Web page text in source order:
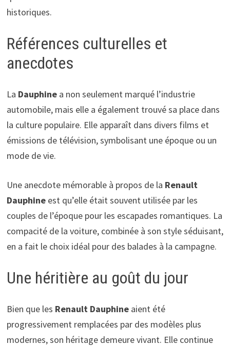
historiques.
Références culturelles et
anecdotes
La Dauphinea non seulement marqué l’industrie
automobile, mais elle a également trouvé sa place dans
la culture populaire. Elle apparaît dans divers films et
émissions de télévision, symbolisant une époque ou un
mode de vie.
Une anecdote mémorable à propos de la Renault
Dauphineest qu’elle était souvent utilisée par les
couples de l’époque pour les escapades romantiques. La
compacité de la voiture, combinée à son style séduisant,
en a fait le choix idéal pour des balades à la campagne.
Une héritière au goût du jour
Bien que les Renault Dauphineaient été
progressivement remplacées par des modèles plus
modernes, son héritage demeure vivant. Elle continue